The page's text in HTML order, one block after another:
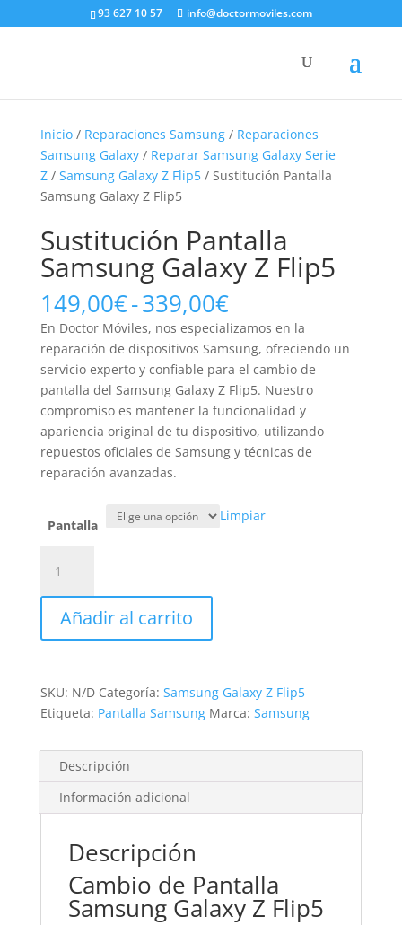
93 627 10 57 info@doctormoviles.com
Inicio/ Reparaciones Samsung/ Reparaciones
Samsung Galaxy/ Reparar Samsung Galaxy Serie
Z/ Samsung Galaxy Z Flip5/ Sustitución Pantalla
Samsung Galaxy Z Flip5
Sustitución Pantalla
Samsung Galaxy Z Flip5
149,00€-339,00€Rango
de
precios:
desde
149,00€
hasta
339,00€
En Doctor Móviles, nos especializamos en la
reparación de dispositivos Samsung, ofreciendo un
servicio experto y confiable para el cambio de
pantalla del Samsung Galaxy Z Flip5. Nuestro
compromiso es mantener la funcionalidad y
apariencia original de tu dispositivo, utilizando
repuestos oficiales de Samsung y técnicas de
reparación avanzadas.
Pantalla
Limpiar
Pantalla
Samsung
Galaxy
Z
cantidad
Añadir al carrito
SKU: N/D Categoría: Samsung Galaxy Z Flip5
Etiqueta: Pantalla Samsung Marca: Samsung
Descripción
Información adicional
Descripción
Cambio de Pantalla
Samsung Galaxy Z Flip5